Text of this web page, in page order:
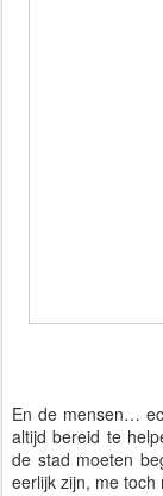
En de mensen…
altijd bereid te
de stad moeten
eerlijk zijn, me toch